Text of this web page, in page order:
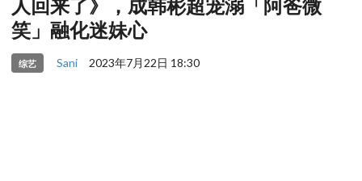
人回来了》，成韩彬超宠溺「阿爸微
笑」融化迷妹心
综艺 Sani 2023年7月22日 18:30